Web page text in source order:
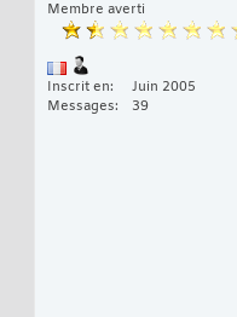
Membre averti
Inscrit en
Juin 2005
Messages
39